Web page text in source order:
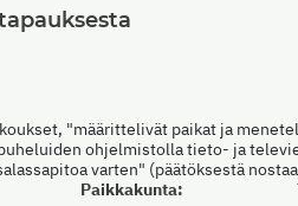
Paikkakunta:
"määrittelivät paikat ja
ohjelmistolla tieto- ja
varten" (päätöksestä